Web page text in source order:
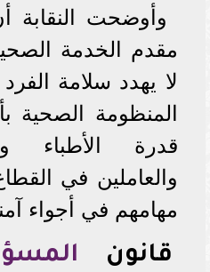
وأوضحت النقابة
مقدم الخدمة
لا يهدد سلامة
المنظومة الصحية
قدرة الأطباء
والعاملين في
مهامهم في أجواء
قانون